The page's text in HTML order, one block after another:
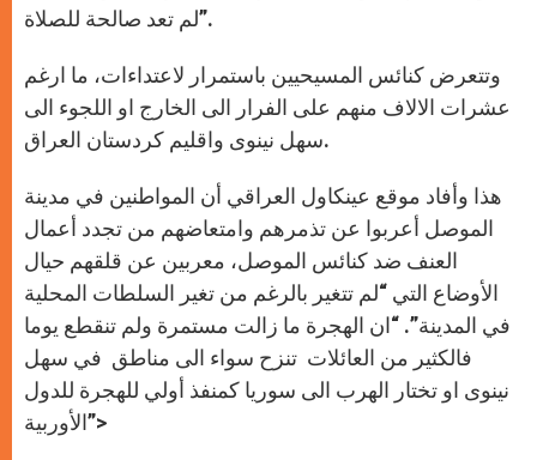
لم تعد صالحة للصلاة”.
وتتعرض كنائس المسيحيين باستمرار لاعتداءات، ما ارغم
عشرات الالاف منهم على الفرار الى الخارج او اللجوء الى
سهل نينوى واقليم كردستان العراق.
هذا وأفاد موقع عينكاول العراقي أن المواطنين في مدينة
الموصل أعربوا عن تذمرهم وامتعاضهم من تجدد أعمال
العنف ضد كنائس الموصل، معربين عن قلقهم حيال
الأوضاع التي “لم تتغير بالرغم من تغير السلطات المحلية
في المدينة”. “ان الهجرة ما زالت مستمرة ولم تنقطع يوما
فالكثير من العائلات تنزح سواء الى مناطق في سهل
نينوى او تختار الهرب الى سوريا كمنفذ أولي للهجرة للدول
الأوربية”>